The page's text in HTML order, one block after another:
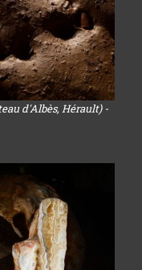
d'Albès, Hérault) -